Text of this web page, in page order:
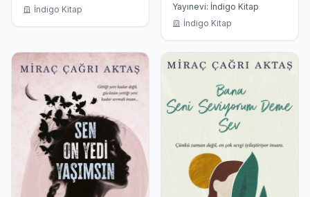
İndigo Kitap
Yayınevi: İndigo Kitap
İndigo Kitap